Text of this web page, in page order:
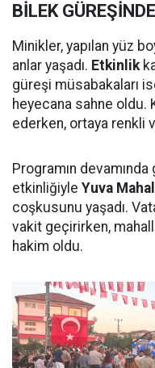
BİLEK
Minikler, yapılan yüz
anlar yaşadı. Etkinlik
güreşi müsabakaları
heyecana sahne oldu.
ederken, ortaya renkli
Programın
etkinliğiyle Yuva
coşkusunu yaşadı.
vakit geçirirken,
hakim oldu.